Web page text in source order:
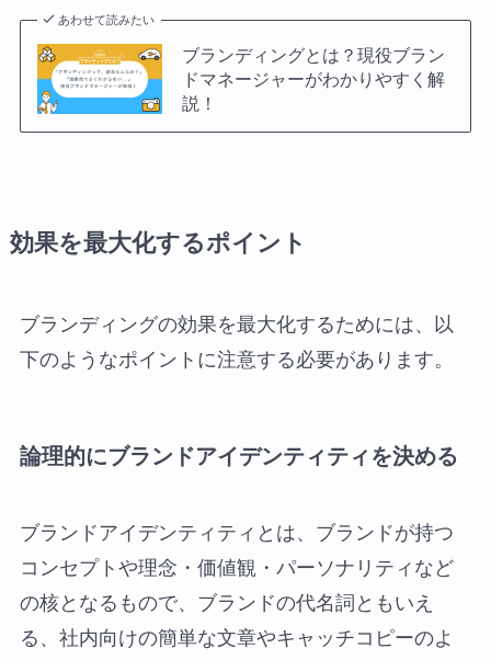
あわせて読みたい
ブランディングとは？現役ブラン
ドマネージャーがわかりやすく解
説！
効果を最大化するポイント
ブランディングの効果を最大化するためには、以
下のようなポイントに注意する必要があります。
論理的にブランドアイデンティティを決める
ブランドアイデンティティとは、ブランドが持つ
コンセプトや理念・価値観・パーソナリティなど
の核となるもので、ブランドの代名詞ともいえ
る、社内向けの簡単な文章やキャッチコピーのよ